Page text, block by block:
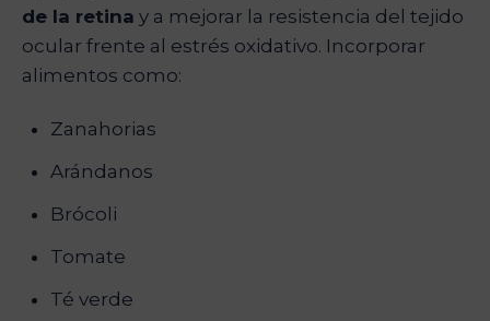
de la retina y a mejorar la resistencia del tejido
ocular frente al estrés oxidativo. Incorporar
alimentos como:
Zanahorias
Arándanos
Brócoli
Tomate
Té verde